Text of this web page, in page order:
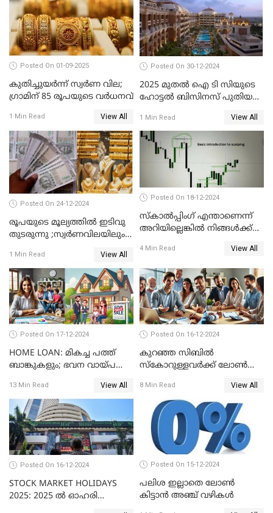
Posted On 01-09-2025
കുതിച്ചുയർന്ന് സ്വർണ വില;
ഗ്രാമിന് 85 രൂപയുടെ വർധനവ്
1 Min Read View All
Posted On 30-12-2024
2025 മുതൽ ഐ ടി സിയുടെ
ഹോട്ടൽ ബിസിനസ് പുതിയ
ഉടമകൾ അറിയേണ്ട
കാര്യങ്ങൾ
1 Min Read View All
Posted On 24-12-2024
രൂപയുടെ മൂല്യത്തില്‍ ഇടിവു
തുടരുന്നു ;സ്വര്‍ണവിലയിലും
1 Min Read View All
Posted On 18-12-2024
സ്കാൽപ്പിംഗ് എന്താണെന്ന്
അറിയില്ലെങ്കിൽ നിങ്ങൾക്ക്
4 Min Read View All
Posted On 17-12-2024
HOME LOAN: മികച്ച പത്ത്
ബാങ്കുകളും; ഭവന വായ്പ
13 Min Read View All
Posted On 16-12-2024
കുറഞ്ഞ സിബിൽ
സ്കോറുള്ളവർക്ക് ലോൺ
8 Min Read View All
Posted On 16-12-2024
STOCK MARKET HOLIDAYS
2025: 2025 ൽ ഓഹരി
Posted On 15-12-2024
പലിശ ഇല്ലാതെ ലോൺ
കിട്ടാൻ അഞ്ച് വഴികൾ